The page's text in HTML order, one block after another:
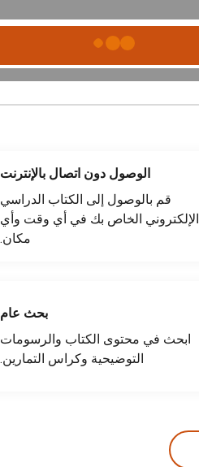
الوصول دون اتصال بالإنترنت
قم بالوصول إلى الكتاب الدراسي
الإلكتروني الخاص بك في أي وقت وأي
مكان.
بحث عام
ابحث في محتوى الكتاب والرسومات
التوضيحية وكراس التمارين.